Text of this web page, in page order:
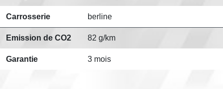
Carrosserie berline
Emission de CO2 82 g/km
Garantie 3 mois